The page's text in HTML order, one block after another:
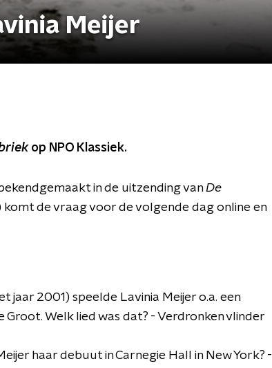
Meijer
op NPO Klassiek.
in de uitzending vanDe
de vraag voor de volgende dag online en
jaar 2001) speelde Lavinia Meijer o.a. een
Groot. Welk lied was dat? - Verdronken vlinder
haar debuut in Carnegie Hall in New York? -